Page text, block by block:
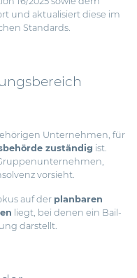
und aktualisiert diese im
Standards.
Unternehmen, für
zuständig ist.
vorsieht.
auf der planbaren
liegt, bei denen ein Bail-
darstellt.